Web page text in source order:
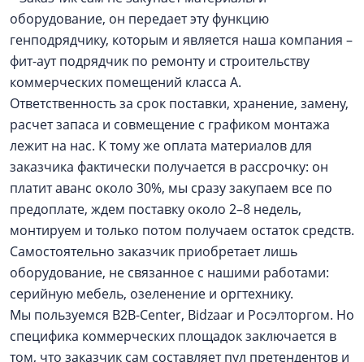
оборудование, он передает эту функцию
генподрядчику, которым и является наша компания –
фит-аут подрядчик по ремонту и строительству
коммерческих помещений класса А.
Ответственность за срок поставки, хранение, замену,
расчет запаса и совмещение с графиком монтажа
лежит на нас. К тому же оплата материалов для
заказчика фактически получается в рассрочку: он
платит аванс около 30%, мы сразу закупаем все по
предоплате, ждем поставку около 2–8 недель,
монтируем и только потом получаем остаток средств.
Самостоятельно заказчик приобретает лишь
оборудование, не связанное с нашими работами:
серийную мебель, озеленение и оргтехнику.
Мы пользуемся B2B-Center, Bidzaar и Росэлторгом. Но
специфика коммерческих площадок заключается в
том, что заказчик сам составляет пул претендентов и